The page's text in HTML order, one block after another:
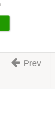
Prev